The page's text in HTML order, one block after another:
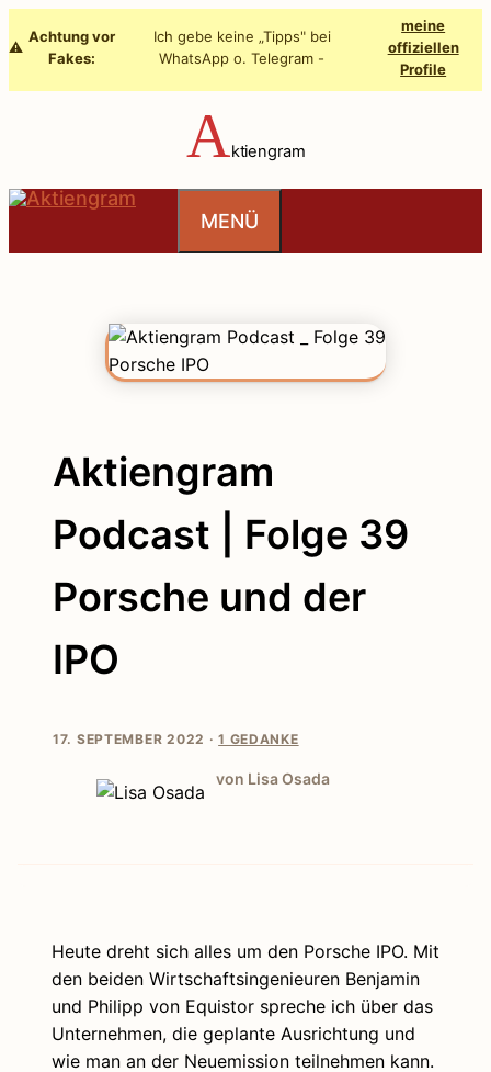
Inhalt
⚠️
Achtung vor
Fakes:
Ich gebe keine „Tipps" bei
WhatsApp o. Telegram -
meine
offiziellen
Profile
Aktiengram
MENÜ
Aktiengram
Podcast | Folge 39
Porsche und der
IPO
17. SEPTEMBER 2022 ·1 GEDANKE
von Lisa Osada
Heute dreht sich alles um den Porsche IPO. Mit
den beiden Wirtschaftsingenieuren Benjamin
und Philipp von Equistor spreche ich über das
Unternehmen, die geplante Ausrichtung und
wie man an der Neuemission teilnehmen kann.